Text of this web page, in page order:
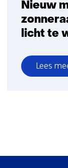
Nieuw
licht te
Lees
over